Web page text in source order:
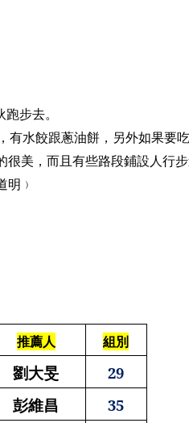
步去。
有水餃跟蔥油餅，另外如果要
美，而且有些路段鋪設人行
明﹚
推薦人 組別
劉大旻
29
彭維昌 35